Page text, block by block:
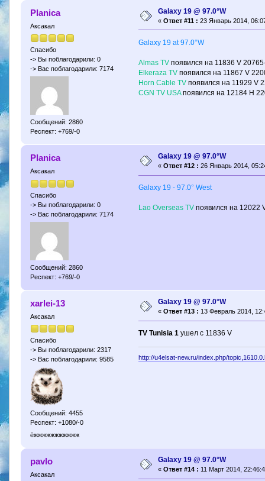
Planica
Аксакал
Спасибо
-> Вы поблагодарили: 0
-> Вас поблагодарили: 7174
Сообщений: 2860
Респект: +769/-0
Galaxy 19 @ 97.0°W
« Ответ #11 : 23 Январь 2014,
Galaxy 19 at 97.0°W
Almas TV появился на 11836 V
Elkeraza TV появился на 11867 V
Horn Cable TV появился на 11929 V
CGN TV USAпоявился на 12184 H
Planica
Аксакал
Спасибо
-> Вы поблагодарили: 0
-> Вас поблагодарили: 7174
Сообщений: 2860
Респект: +769/-0
Galaxy 19 @ 97.0°W
« Ответ #12 : 26 Январь 2014,
Galaxy 19 - 97.0° West
Lao Overseas TV появился на 12022
xarlei-13
Аксакал
Спасибо
-> Вы поблагодарили: 2317
-> Вас поблагодарили: 9585
Сообщений: 4455
Респект: +1080/-0
ёжжжжжжжжжжж
Galaxy 19 @ 97.0°W
« Ответ #13 : 13 Февраль 2014,
TV Tunisia 1 ушел с 11836 V
http://u4elsat-new.ru/index.php/
pavlo
Аксакал
Galaxy 19 @ 97.0°W
« Ответ #14 : 11 Март 2014,